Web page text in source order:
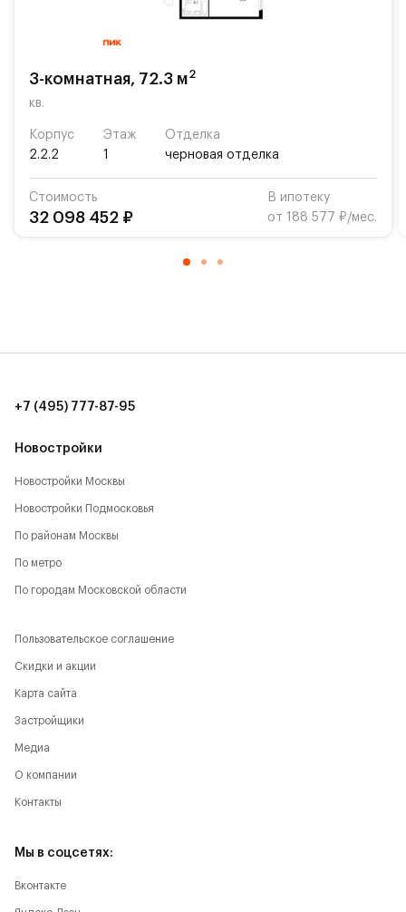
3-комнатная, 72.3 м2
кв.
Корпус
2.2.2
Этаж
1
Отделка
черновая отделка
Стоимость
32 098 452 ₽
В ипотеку
от 188 577 ₽/мес.
Новостройки
Новостройки Москвы
Новостройки Подмосковья
По районам Москвы
По метро
По городам Московской области
+7 (495) 777-87-95
Пользовательское соглашение
Скидки и акции
Карта сайта
Застройщики
Медиа
О компании
Контакты
Мы в соцсетях:
Вконтакте